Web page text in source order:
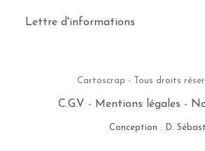
Lettre d'informations
Cartoscrap - Tous droits
C.G.V - Mentions légales -
Conception : D.